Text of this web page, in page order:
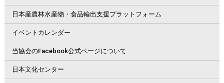
日本産農林水産物・食品輸出支援プラットフォーム
イベントカレンダー
当協会のFacebook公式ページについて
日本文化センター